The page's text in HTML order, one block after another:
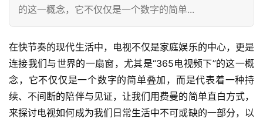
的这一概念，它不仅仅是一个数字的简单...
在快节奏的现代生活中，电视不仅是家庭娱乐的中心，更是
连接我们与世界的一扇窗，尤其是“365电视频下”的这一概
念，它不仅仅是一个数字的简单叠加，而是代表着一种持
续、不间断的陪伴与见证，让我们用费曼的简单直白方式，
来探讨电视如何成为我们日常生活中不可或缺的一部分，以